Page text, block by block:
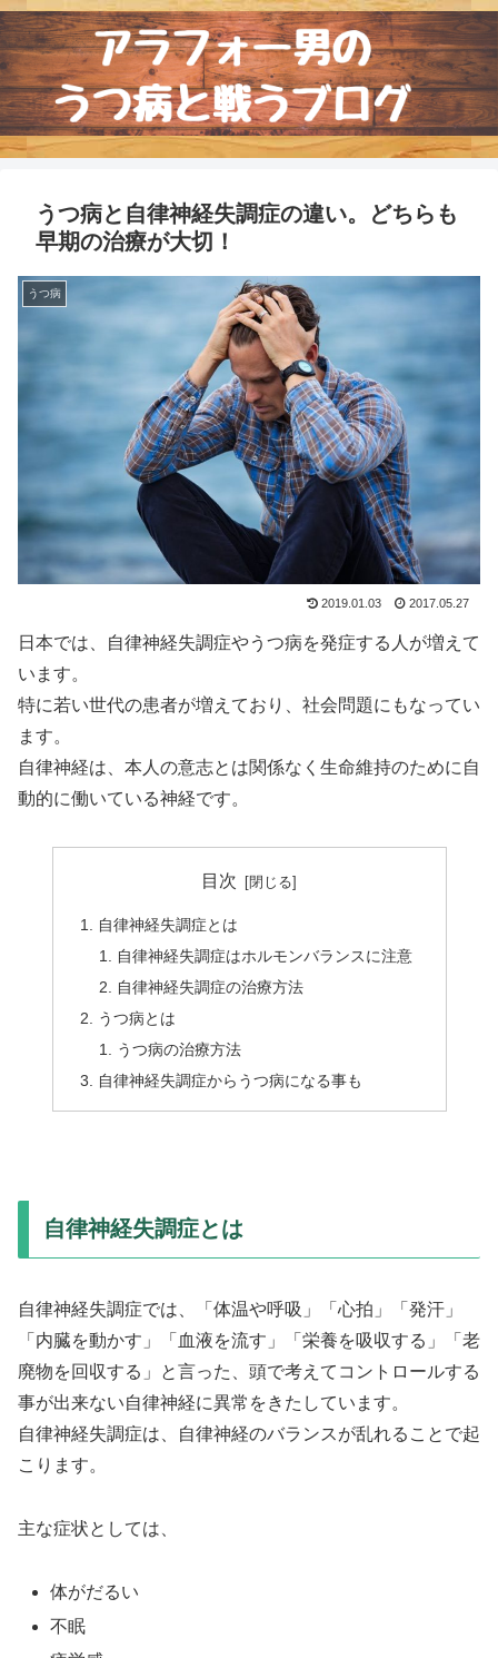
うつ病と自律神経失調症の違い。どちらも
早期の治療が大切！
うつ病
2019.01.03 2017.05.27
日本では、自律神経失調症やうつ病を発症する人が増えて
います。
特に若い世代の患者が増えており、社会問題にもなってい
ます。
自律神経は、本人の意志とは関係なく生命維持のために自
動的に働いている神経です。
目次
自律神経失調症とは
自律神経失調症はホルモンバランスに注意
自律神経失調症の治療方法
うつ病とは
うつ病の治療方法
自律神経失調症からうつ病になる事も
自律神経失調症とは
自律神経失調症では、「体温や呼吸」「心拍」「発汗」
「内臓を動かす」「血液を流す」「栄養を吸収する」「老
廃物を回収する」と言った、頭で考えてコントロールする
事が出来ない自律神経に異常をきたしています。
自律神経失調症は、自律神経のバランスが乱れることで起
こります。
主な症状としては、
体がだるい
不眠